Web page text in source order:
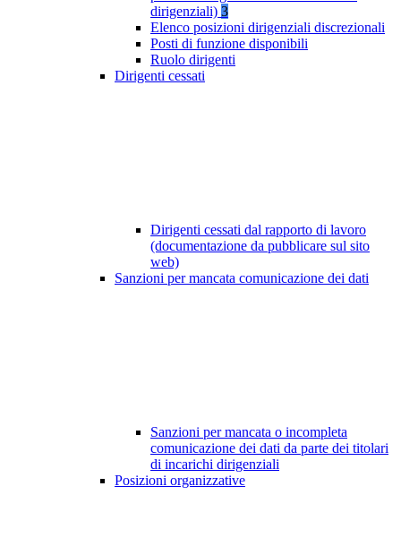
dirigenziali) 3
Elenco posizioni dirigenziali discrezionali
Posti di funzione disponibili
Ruolo dirigenti
Dirigenti cessati
Dirigenti cessati dal rapporto di lavoro
(documentazione da pubblicare sul sito
web)
Sanzioni per mancata comunicazione dei dati
Sanzioni per mancata o incompleta
comunicazione dei dati da parte dei titolari
di incarichi dirigenziali
Posizioni organizzative